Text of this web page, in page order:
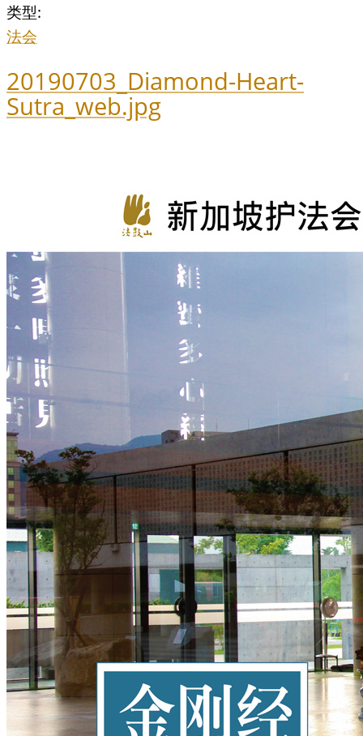
类型:
法会
20190703_Diamond-Heart-
Sutra_web.jpg